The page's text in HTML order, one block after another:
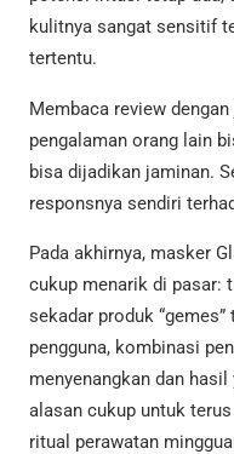
kulitnya sangat sensitif
tertentu.
Membaca review
pengalaman orang lain
bisa dijadikan jaminan.
responsnya sendiri
Pada akhirnya, masker
cukup menarik di pasar:
sekadar produk
pengguna, kombinasi
menyenangkan dan
alasan cukup untuk
ritual perawatan